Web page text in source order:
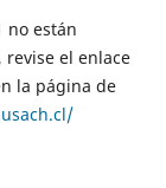
no están
el enlace
la página de